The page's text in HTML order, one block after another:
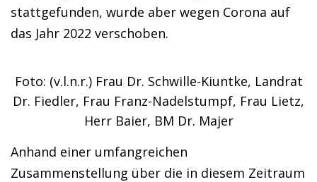
stattgefunden, wurde aber wegen Corona auf
das Jahr 2022 verschoben.
Foto: (v.l.n.r.) Frau Dr. Schwille-Kiuntke, Landrat
Dr. Fiedler, Frau Franz-Nadelstumpf, Frau Lietz,
Herr Baier, BM Dr. Majer
Anhand einer umfangreichen
Zusammenstellung über die in diesem Zeitraum